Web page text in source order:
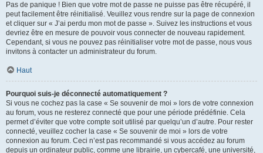
Pas de panique ! Bien que votre mot de passe ne puisse pas être récupéré, il
peut facilement être réinitialisé. Veuillez vous rendre sur la page de connexion
et cliquer sur « J’ai perdu mon mot de passe ». Suivez les instructions et vous
devriez être en mesure de pouvoir vous connecter de nouveau rapidement.
Cependant, si vous ne pouvez pas réinitialiser votre mot de passe, nous vous
invitons à contacter un administrateur du forum.
Haut
Pourquoi suis-je déconnecté automatiquement ?
Si vous ne cochez pas la case « Se souvenir de moi » lors de votre connexion
au forum, vous ne resterez connecté que pour une période prédéfinie. Cela
permet d’éviter que votre compte soit utilisé par quelqu’un d’autre. Pour rester
connecté, veuillez cocher la case « Se souvenir de moi » lors de votre
connexion au forum. Ceci n’est pas recommandé si vous accédez au forum
depuis un ordinateur public, comme une librairie, un cybercafé, une université,